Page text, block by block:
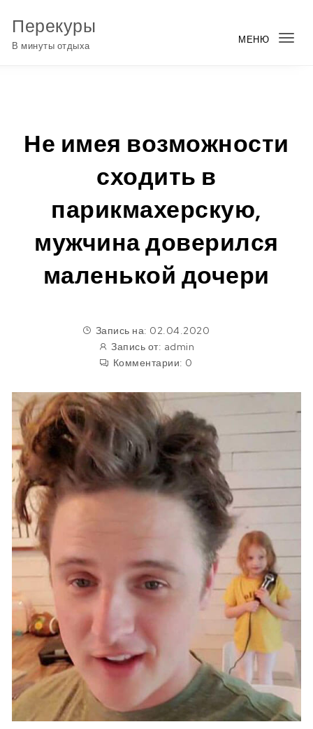
Перекуры
В минуты отдыха
МЕНЮ
Не имея возможности
сходить в
парикмахерскую,
мужчина доверился
маленькой дочери
Запись на: 02.04.2020
Запись от: admin
Комментарии: 0